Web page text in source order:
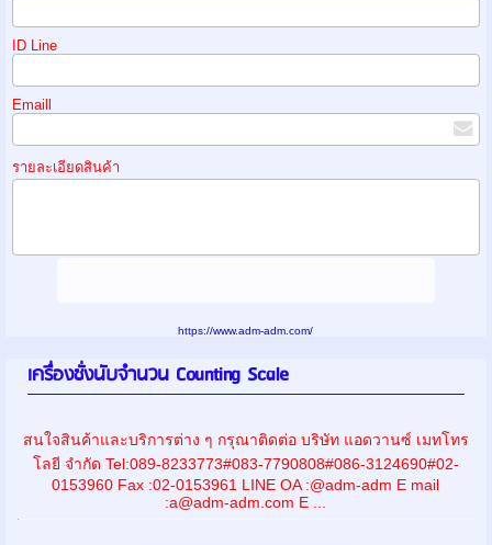
ID Line
Emaill
รายละเอียดสินค้า
https://www.adm-adm.com/
เครื่องชั่งนับจำนวน Counting Scale
สนใจสินค้าและบริการต่าง ๆ กรุณาติดต่อ บริษัท แอดวานซ์ เมทโทร
โลยี จำกัด Tel:089-8233773#083-7790808#086-3124690#02-
0153960 Fax :02-0153961 LINE OA :@adm-adm E mail
:a@adm-adm.com E ...